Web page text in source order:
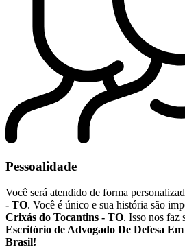
Pessoalidade
Você será atendido de forma
- TO. Você é único e sua história são
Crixás do Tocantins - TO. Isso nos faz
Escritório de Advogado De Defesa
Brasil!